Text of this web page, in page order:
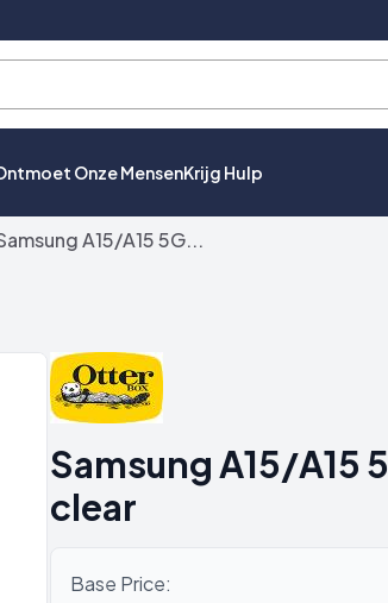
Onze MensenKrijg Hulp
A15/A15 5G...
Samsung A15/A15
clear
Base Price: